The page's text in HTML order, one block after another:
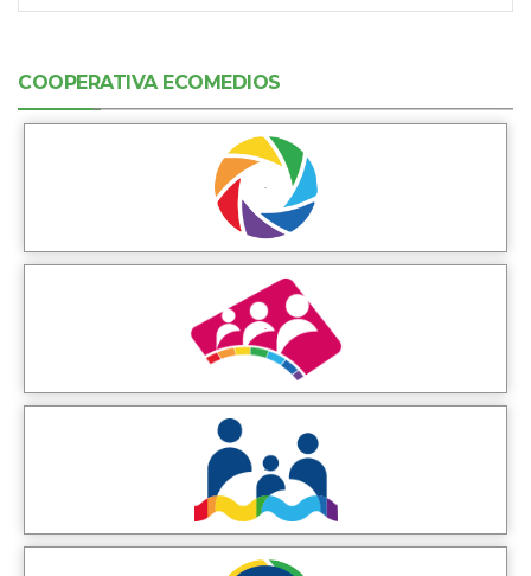
COOPERATIVA ECOMEDIOS